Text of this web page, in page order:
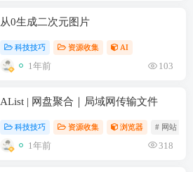
从0生成二次元图片
科技技巧 资源收集 AI
1年前 103
AList | 网盘聚合｜局域网传输文件
科技技巧 资源收集 浏览器 # 网站
1年前 318